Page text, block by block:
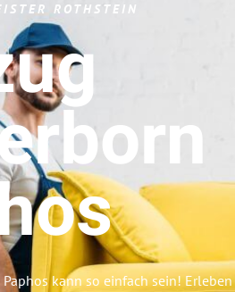
ROTHSTEIN
kann so einfach sein!